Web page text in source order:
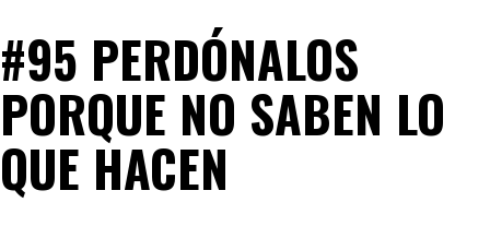
#95 PERDÓNALOS
PORQUE NO SABEN LO
QUE HACEN